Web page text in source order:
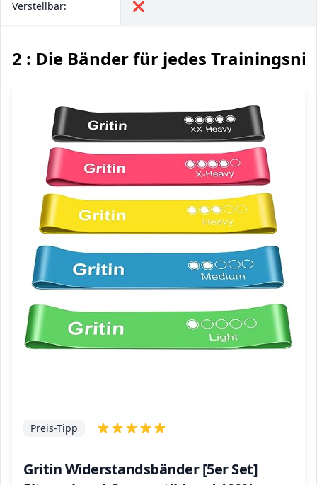
Verstellbar: ❌
2 : Die Bänder für jedes
Gritin Widerstandsbänder [5er Set]
Preis-Tipp